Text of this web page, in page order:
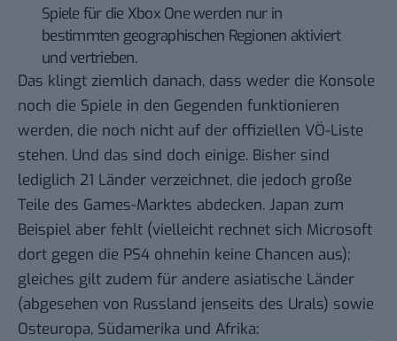
Spiele für die Xbox One werden nur in
bestimmten geographischen Regionen aktiviert
und vertrieben.
Das klingt ziemlich danach, dass weder die Konsole
noch die Spiele in den Gegenden funktionieren
werden, die noch nicht auf der offiziellen VÖ-Liste
stehen. Und das sind doch einige. Bisher sind
lediglich 21 Länder verzeichnet, die jedoch große
Teile des Games-Marktes abdecken. Japan zum
Beispiel aber fehlt (vielleicht rechnet sich Microsoft
dort gegen die PS4 ohnehin keine Chancen aus);
gleiches gilt zudem für andere asiatische Länder
(abgesehen von Russland jenseits des Urals) sowie
Osteuropa, Südamerika und Afrika: